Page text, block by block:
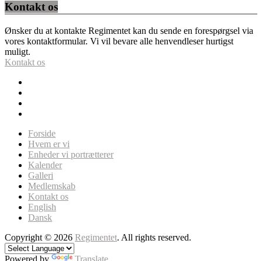
Kontakt os
Ønsker du at kontakte Regimentet kan du sende en forespørgsel via
vores kontaktformular. Vi vil bevare alle henvendleser hurtigst
muligt.
Kontakt os
Forside
Hvem er vi
Enheder vi portrætterer
Kalender
Galleri
Medlemskab
Kontakt os
English
Dansk
Copyright © 2026 Regimentet. All rights reserved.
Powered by Translate